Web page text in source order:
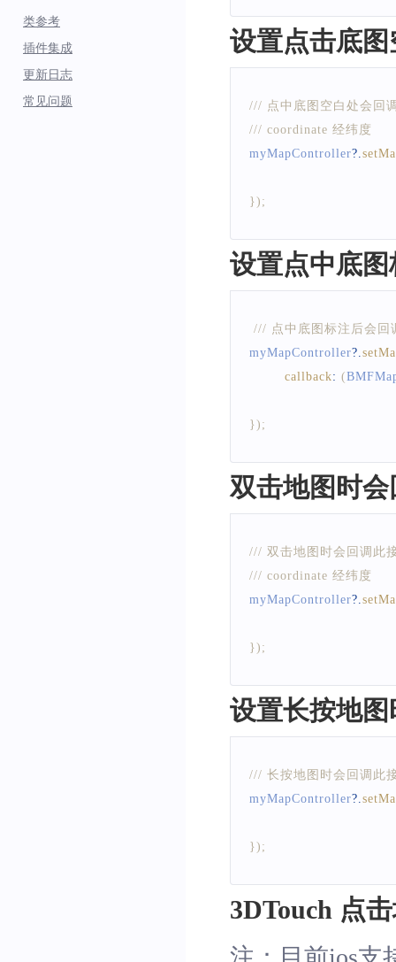
类参考
插件集成
更新日志
常见问题
设置点击底
/// 点中底图空白处会回
/// coordinate 经纬度
myMapController?.
}) ;
设置点中底
/// 点中底图标注后会回
myMapController?.
callback: (
}) ;
双击地图时
/// 双击地图时会回调此
/// coordinate 经纬度
myMapController?.
}) ;
设置长按地
/// 长按地图时会回调此
myMapController?.
}) ;
3DTouch 点